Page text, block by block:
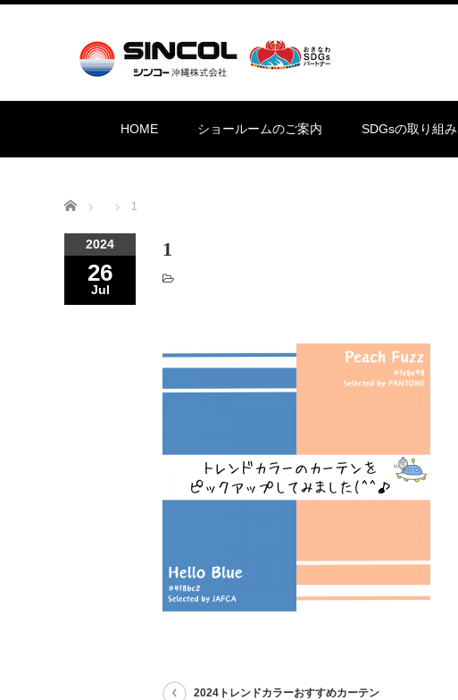
HOME ショールームのご案内 SDGsの取り組み
Home 1
2024
26
Jul
1
2024トレンドカラーおすすめカーテン